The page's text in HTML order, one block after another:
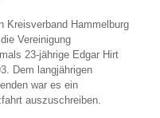
Kreisverband Hammelburg
Vereinigung
23-jährige Edgar Hirt
Dem langjährigen
war es ein
auszuschreiben.